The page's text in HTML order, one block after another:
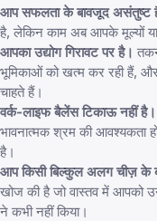
आप सफलता के बावजूद असंतुष्ट
है, लेकिन काम अब आपके मूल्यों
आपका उद्योग गिरावट पर है।
भूमिकाओं को खत्म कर रही हैं,
चाहते हैं।
वर्क-लाइफ बैलेंस टिकाऊ नहीं है।
भावनात्मक श्रम की आवश्यकता
है।
आप किसी बिल्कुल अलग चीज़ के
खोज की है जो वास्तव में आपको
ने कभी नहीं किया।